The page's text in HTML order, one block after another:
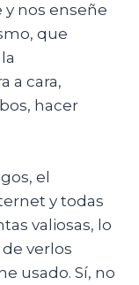
nos enseñe
que
a cara,
hacer
el
y todas
valiosas, lo
verlos
usado. Sí, no